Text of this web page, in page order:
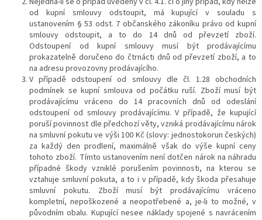
od kupní smlouvy odstoupit, má kupující v souladu s
ustanovením § 53 odst. 7 občanského zákoníku právo od kupní
smlouvy odstoupit, a to do 14 dnů od převzetí zboží.
Odstoupení od kupní smlouvy musí být prodávajícímu
prokazatelně doručeno do čtrnácti dnů od převzetí zboží, a to
na adresu provozovny prodávajícího.
V případě odstoupení od smlouvy dle čl. 1.28 obchodních
podmínek se kupní smlouva od počátku ruší. Zboží musí být
prodávajícímu vráceno do 14 pracovních dnů od odeslání
odstoupení od smlouvy prodávajícímu. V případě, že kupující
poruší povinnost dle předchozí věty, vzniká prodávajícímu nárok
na smluvní pokutu ve výši 100 Kč (slovy: jednostokorun českých)
za každý den prodlení, maximálně však do výše kupní ceny
tohoto zboží. Tímto ustanovením není dotčen nárok na náhradu
případné škody vzniklé porušením povinnosti, na kterou se
vztahuje smluvní pokuta, a to i v případě, kdy škoda přesahuje
smluvní pokutu. Zboží musí být prodávajícímu vráceno
kompletní, nepoškozené a neopotřebené a, je-li to možné, v
původním obalu. Kupující nesee náklady spojené s navrácením